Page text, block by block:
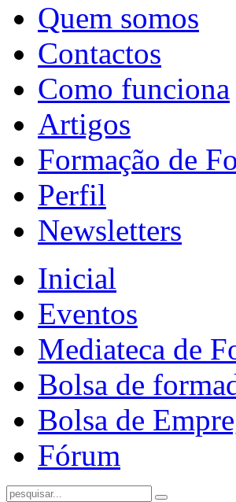
Quem somos
Contactos
Como funciona
Artigos
Formação de
Perfil
Newsletters
Inicial
Eventos
Mediateca de
Bolsa de
Bolsa de
Fórum